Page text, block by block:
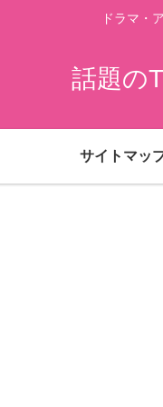
ドラマ・
話題の
サイトマッ